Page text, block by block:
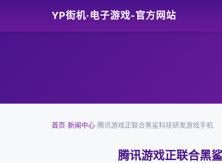
YP街机·电子游戏-官方网站
首页›新闻中心›腾讯游戏正联合黑鲨科技研发游戏手机
腾讯游戏正联合黑